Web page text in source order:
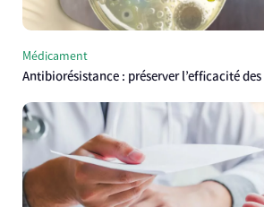
Médicament
Antibiorésistance : préserver l’efficacité